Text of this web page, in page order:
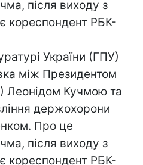
після виходу з
кореспондент РБК-
України (ГПУ)
між Президентом
Леонідом Кучмою та
держохорони
Про це
після виходу з
кореспондент РБК-